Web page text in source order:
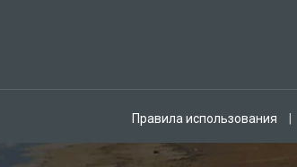
Правила использования